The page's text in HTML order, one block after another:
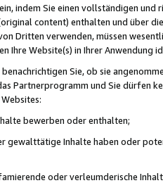
indem Sie einen vollständigen
content) enthalten und über
Dritten verwenden, müssen
Ihre Website(s) in Ihrer Anwendung
Sie, ob sie
Partnerprogramm und Sie dürfen
bewerben oder enthalten;
gewalttätige Inhalte haben oder
oder verleumderische